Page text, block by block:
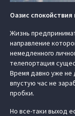
Оазис
Жизнь
направление
немедленного
телепортация
Время давно уже не
впустую час не
пробки.
Но все-таки выход